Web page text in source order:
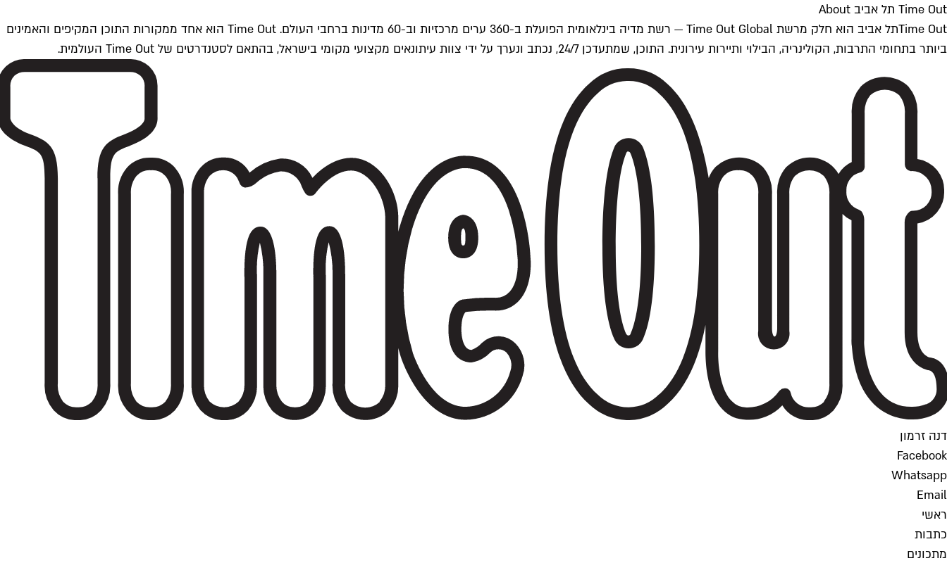
Time Out תל אביב About
Time Outתל אביב הוא חלק מרשת Time Out Global — רשת מדיה בינלאומית הפועלת ב-360 ערים מרכזיות וב-60 מדינות ברחבי העולם. Time Out הוא אחד ממקורות התוכן המקיפים והאמינים
ביותר בתחומי התרבות, הקולינריה, הבילוי ותיירות עירונית. התוכן, שמתעדכן 24/7, נכתב ונערך על ידי צוות עיתונאים מקצועי מקומי בישראל, בהתאם לסטנדרטים של Time Out העולמית.
דנה זרמון
Facebook
Whatsapp
Email
ראשי
כתבות
מתכונים